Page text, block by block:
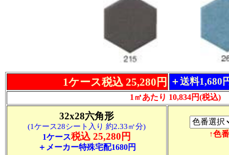
1ケース税込 25,280円 ＋送料1,680
1㎡あたり 10,834円(税込)
32x28六角形
(1ケース28シート入り 約2.33㎡分)
1ケース税込 25,280円
＋メーカー特殊宅配1680円
↑色